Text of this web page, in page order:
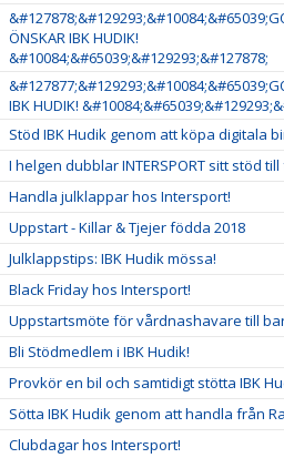
ÖNSKAR IBK HUDIK!
&#10084;&#65039;&#129293;&#127878;
IBK HUDIK!
Stöd IBK Hudik genom att köpa digitala
I helgen dubblar INTERSPORT sitt stöd
Handla julklappar hos Intersport!
Uppstart - Killar & Tjejer födda 2018
Julklappstips: IBK Hudik mössa!
Black Friday hos Intersport!
Uppstartsmöte för vårdnashavare till
Bli Stödmedlem i IBK Hudik!
Provkör en bil och samtidigt stötta IBK
Sötta IBK Hudik genom att handla från
Clubdagar hos Intersport!